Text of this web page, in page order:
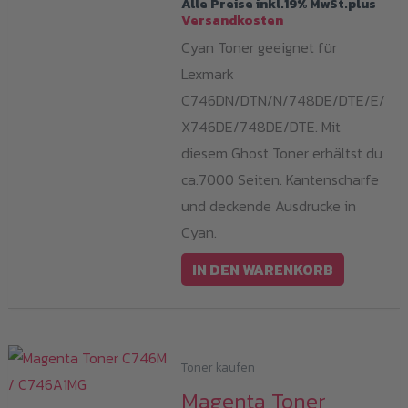
Versandkosten
Cyan Toner geeignet für
Lexmark
C746DN/DTN/N/748DE/DTE/E/
X746DE/748DE/DTE. Mit
diesem Ghost Toner erhältst du
ca.7000 Seiten. Kantenscharfe
und deckende Ausdrucke in
Cyan.
IN DEN WARENKORB
Toner kaufen
Magenta Toner